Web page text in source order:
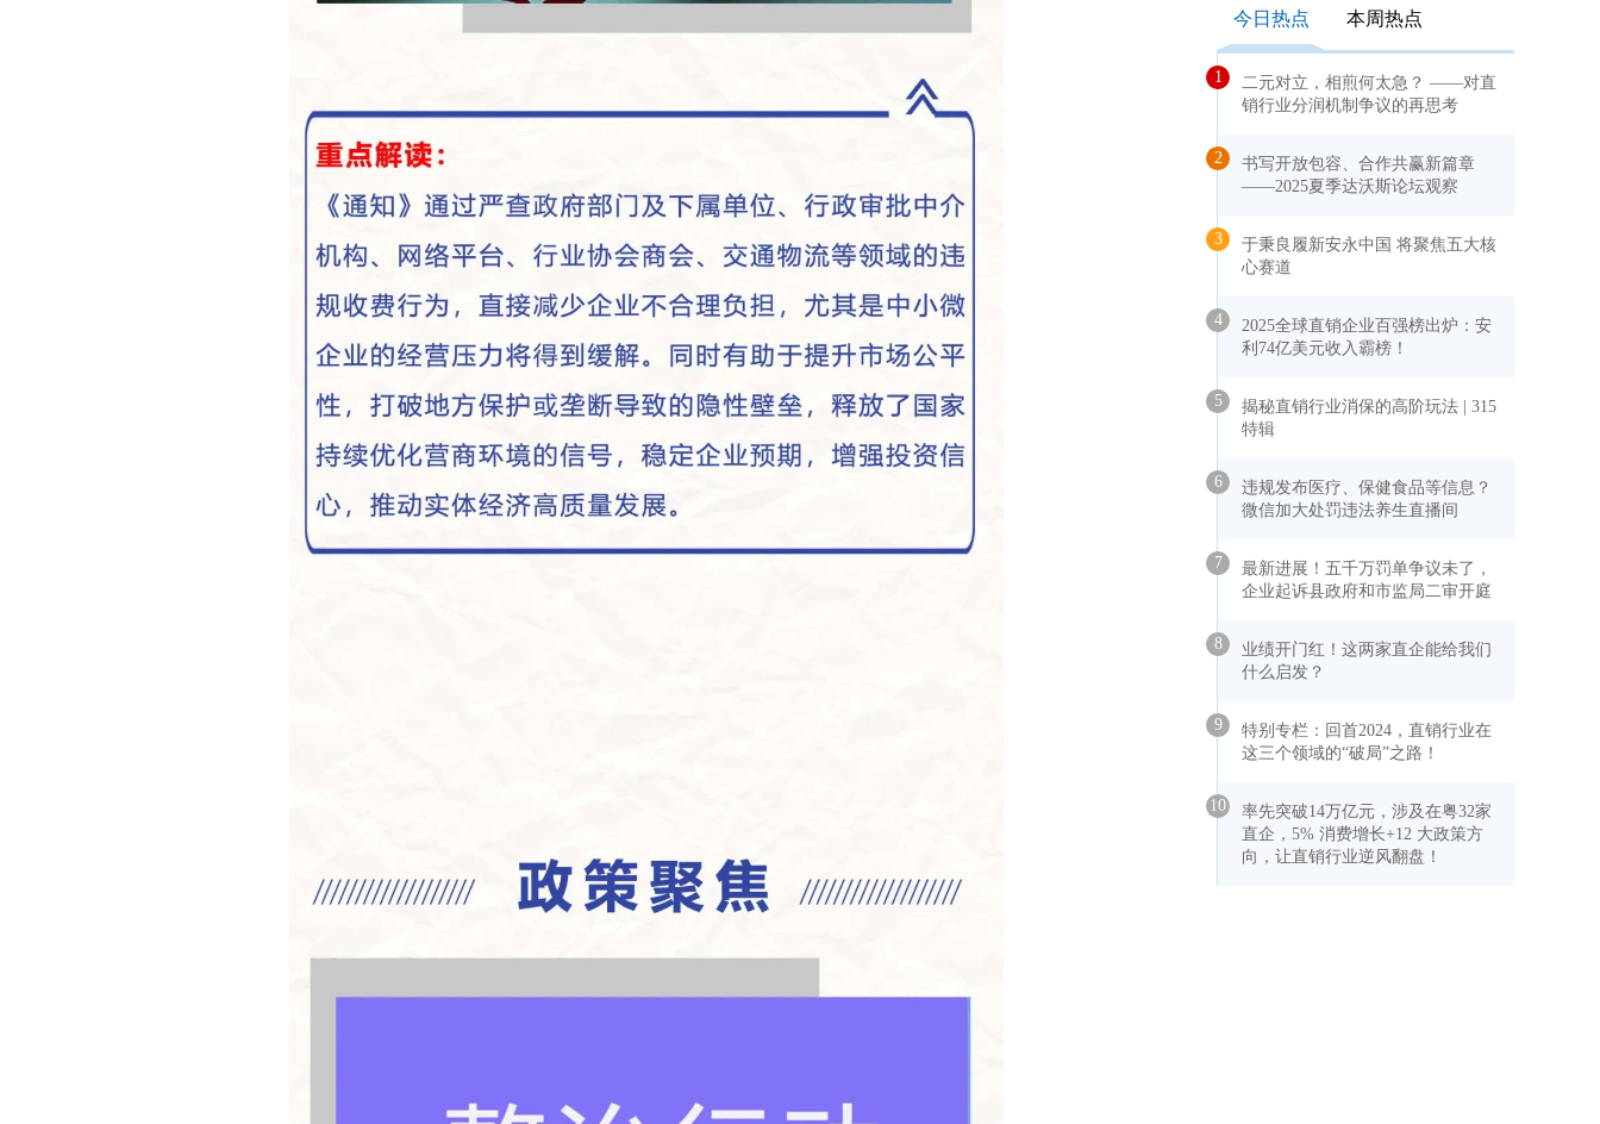
今日热点 本周热点
1
二元对立，相煎何太急？ ——对直
销行业分润机制争议的再思考
2
书写开放包容、合作共赢新篇章
——2025夏季达沃斯论坛观察
3
于秉良履新安永中国 将聚焦五大核
心赛道
4
2025全球直销企业百强榜出炉：安
利74亿美元收入霸榜！
5
揭秘直销行业消保的高阶玩法 | 315
特辑
6
违规发布医疗、保健食品等信息？
微信加大处罚违法养生直播间
7
最新进展！五千万罚单争议未了，
企业起诉县政府和市监局二审开庭
8
业绩开门红！这两家直企能给我们
什么启发？
9
特别专栏：回首2024，直销行业在
这三个领域的“破局”之路！
10
率先突破14万亿元，涉及在粤32家
直企，5% 消费增长+12 大政策方
向，让直销行业逆风翻盘！